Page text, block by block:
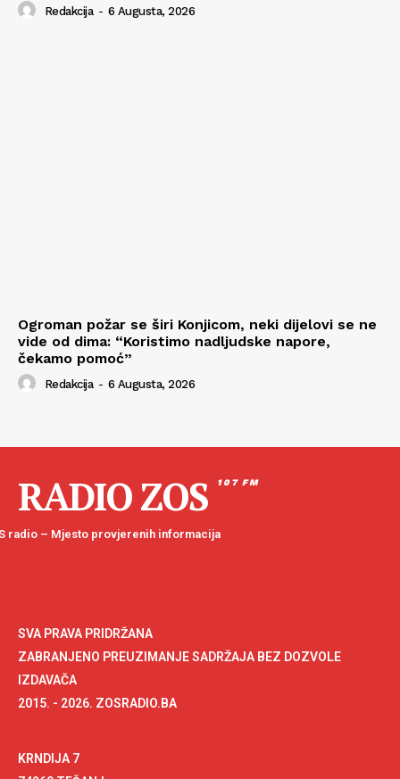
Redakcija - 6 Augusta, 2026
Ogroman požar se širi Konjicom, neki dijelovi se ne
vide od dima: “Koristimo nadljudske napore,
čekamo pomoć”
Redakcija - 6 Augusta, 2026
RADIO ZOS 107 FM
radio – Mjesto provjerenih informacija
SVA PRAVA PRIDRŽANA
ZABRANJENO PREUZIMANJE SADRŽAJA BEZ DOZVOLE
IZDAVAČA
2015. - 2026. ZOSRADIO.BA
KRNDIJA 7